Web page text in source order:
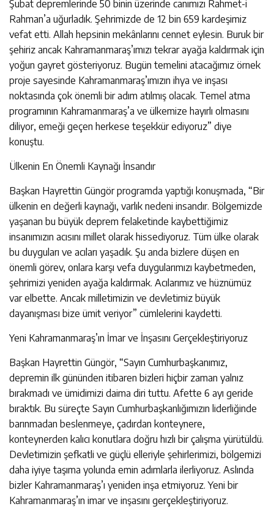
Şubat depremlerinde 50 binin üzerinde canımızı Rahmet-i
Rahman’a uğurladık. Şehrimizde de 12 bin 659 kardeşimiz
vefat etti. Allah hepsinin mekânlarını cennet eylesin. Buruk bir
şehiriz ancak Kahramanmaraş’ımızı tekrar ayağa kaldırmak için
yoğun gayret gösteriyoruz. Bugün temelini atacağımız örnek
proje sayesinde Kahramanmaraş’ımızın ihya ve inşası
noktasında çok önemli bir adım atılmış olacak. Temel atma
programının Kahramanmaraş’a ve ülkemize hayırlı olmasını
diliyor, emeği geçen herkese teşekkür ediyoruz” diye
konuştu.
Ülkenin En Önemli Kaynağı İnsandır
Başkan Hayrettin Güngör programda yaptığı konuşmada, “Bir
ülkenin en değerli kaynağı, varlık nedeni insandır. Bölgemizde
yaşanan bu büyük deprem felaketinde kaybettiğimiz
insanımızın acısını millet olarak hissediyoruz. Tüm ülke olarak
bu duyguları ve acıları yaşadık. Şu anda bizlere düşen en
önemli görev, onlara karşı vefa duygularımızı kaybetmeden,
şehrimizi yeniden ayağa kaldırmak. Acılarımız ve hüznümüz
var elbette. Ancak milletimizin ve devletimiz büyük
dayanışması bize ümit veriyor” cümlelerini kaydetti.
Yeni Kahramanmaraş’ın İmar ve İnşasını Gerçekleştiriyoruz
Başkan Hayrettin Güngör, “Sayın Cumhurbaşkanımız,
depremin ilk gününden itibaren bizleri hiçbir zaman yalnız
bırakmadı ve ümidimizi daima diri tuttu. Afette 6 ayı geride
bıraktık. Bu süreçte Sayın Cumhurbaşkanlığımızın liderliğinde
barınmadan beslenmeye, çadırdan konteynere,
konteynerden kalıcı konutlara doğru hızlı bir çalışma yürütüldü.
Devletimizin şefkatli ve güçlü elleriyle şehirlerimizi, bölgemizi
daha iyiye taşıma yolunda emin adımlarla ilerliyoruz. Aslında
bizler Kahramanmaraş’ı yeniden inşa etmiyoruz. Yeni bir
Kahramanmaraş’ın imar ve inşasını gerçekleştiriyoruz.